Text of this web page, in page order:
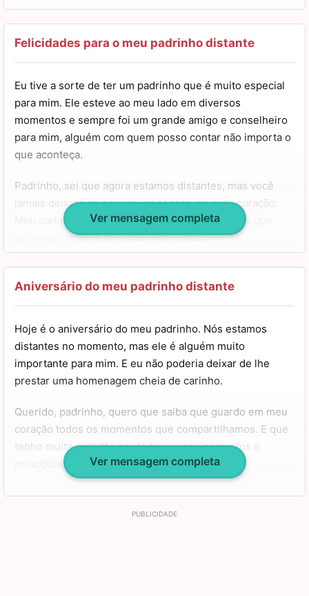
Não importa a distância, estou sempre enviando
energias e pensamentos positivos para você. Espero que
sua vida seja longa e plena, você merece tudo o que há
de bom. Feliz aniversário!
Felicidades para o meu padrinho distante
Eu tive a sorte de ter um padrinho que é muito especial
para mim. Ele esteve ao meu lado em diversos
momentos e sempre foi um grande amigo e conselheiro
para mim, alguém com quem posso contar não importa o
que aconteça.
Padrinho, sei que agora estamos distantes, mas você
jamais deixará de ocupar um espaço em meu coração.
Meu carinho por você é gigante, e não importa o que
aconteça, sempre teremos uma ligação.
Quero lhe desejar muitas felicidades e anos de vida.
Você merece um caminho repleto de amor e luz pela
frente. Espero que nunca lhe falte nada e que você seja
Ver mensagem completa
Aniversário do meu padrinho distante
Hoje é o aniversário do meu padrinho. Nós estamos
distantes no momento, mas ele é alguém muito
importante para mim. E eu não poderia deixar de lhe
prestar uma homenagem cheia de carinho.
Querido, padrinho, quero que saiba que guardo em meu
coração todos os momentos que compartilhamos. E que
tenho muita gratidão por todos os ensinamentos e
princípios que você me passou.
Sei que no futuro teremos a chance de celebrar esta data
juntos e diversos outros momentos. Tenha um dia muito
Ver mensagem completa